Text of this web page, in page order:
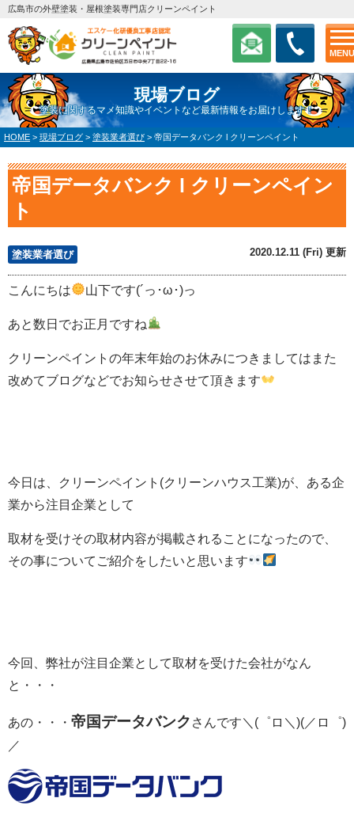
MENU
広島市の外壁塗装・屋根塗装専門店クリーンペイント
現場ブログ
塗装に関するマメ知識やイベントなど最新情報をお届けします！
HOME > 現場ブログ > 塗装業者選び > 帝国データバンク l クリーンペイント
帝国データバンク l クリーンペイン
ト
塗装業者選び 2020.12.11 (Fri) 更新
こんにちは 山下です(´っ･ω･)っ
あと数日でお正月ですね
クリーンペイントの年末年始のお休みにつきましてはまた
改めてブログなどでお知らせさせて頂きます
今日は、クリーンペイント(クリーンハウス工業)が、ある企
業から注目企業として
取材を受けその取材内容が掲載されることになったので、
その事についてご紹介をしたいと思います
今回、弊社が注目企業として取材を受けた会社がなん
と・・・
あの・・・ 帝国データバンク さんです＼(゜ロ＼)(／ロ゜)
／